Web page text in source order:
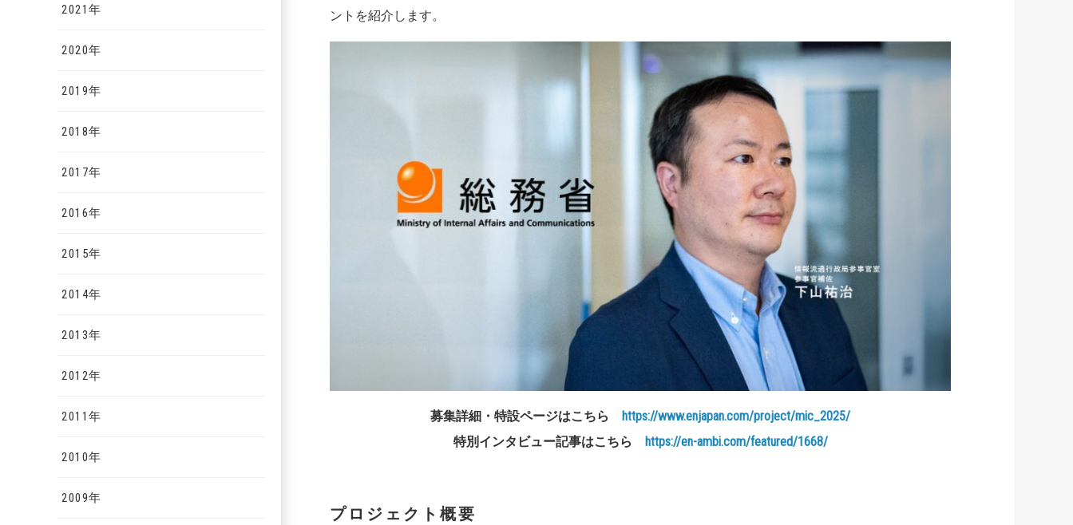
2021年
2020年
2019年
2018年
2017年
2016年
2015年
2014年
2013年
2012年
2011年
2010年
2009年
ントを紹介します。
募集詳細・特設ページはこちら
https://www.enjapan.com/project/mic_2025/
特別インタビュー記事はこちら
https://en-ambi.com/featured/1668/
プロジェクト概要